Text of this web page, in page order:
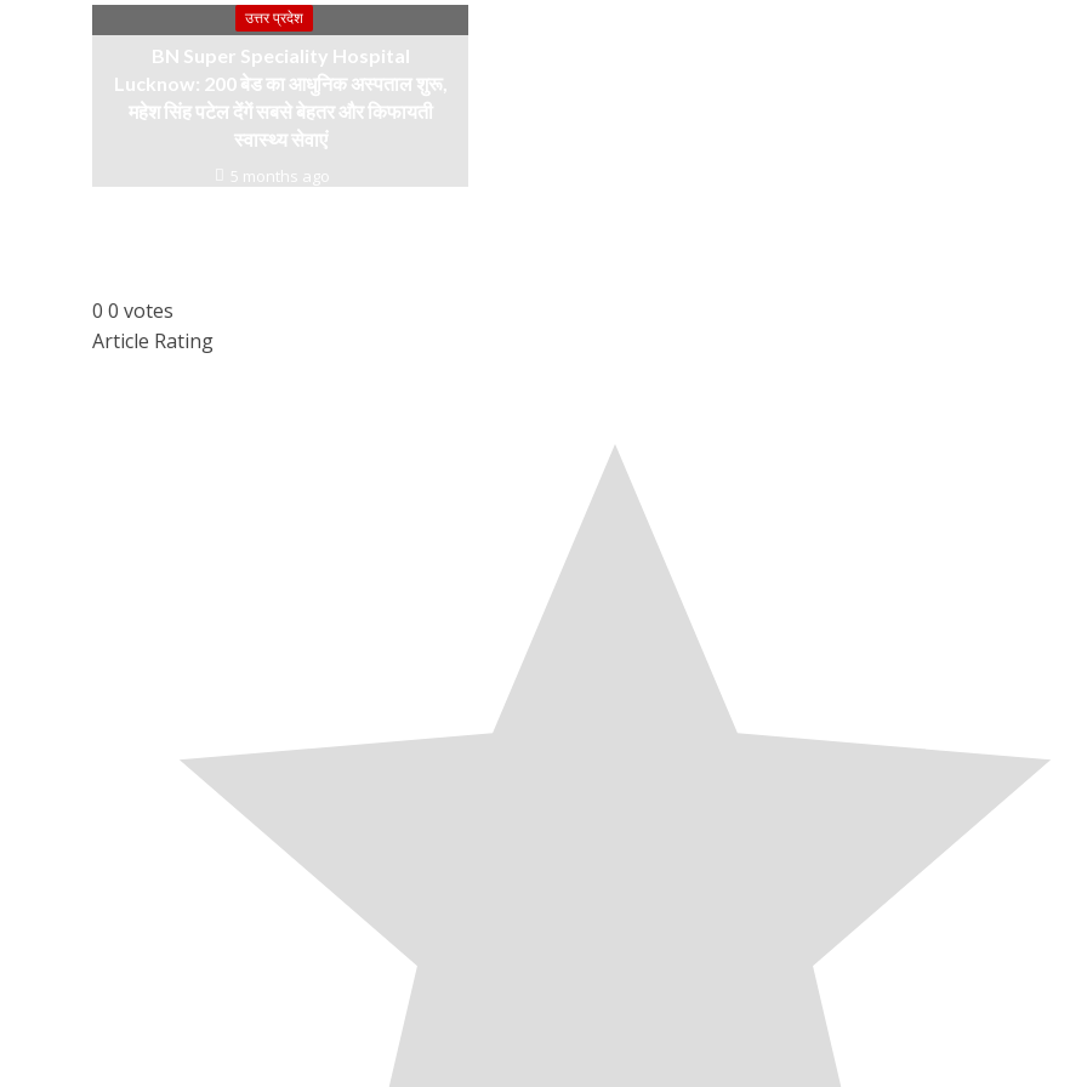
उत्तर प्रदेश
BN Super Speciality Hospital
Lucknow: 200 बेड का आधुनिक अस्पताल शुरू,
महेश सिंह पटेल देंगें सबसे बेहतर और किफायती
स्वास्थ्य सेवाएं
5 months ago
0 0 votes
Article Rating